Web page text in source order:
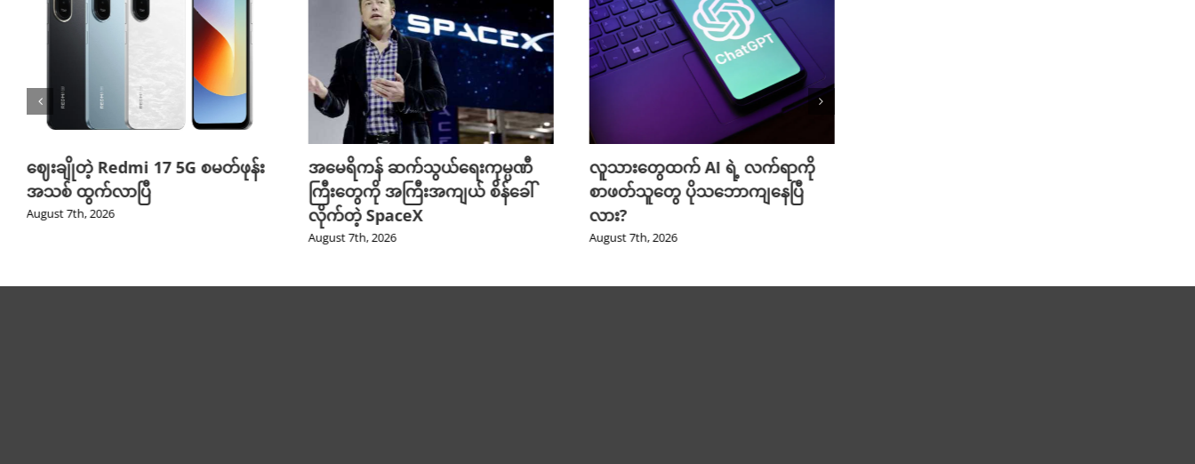
ဈေးချိုတဲ့ Redmi 17 5G စမတ်ဖုန်း
အသစ် ထွက်လာပြီ
August 7th, 2026
အမေရိကန် ဆက်သွယ်ရေးကုမ္ပဏီ
ကြီးတွေကို အကြီးအကျယ် စိန်ခေါ်
လိုက်တဲ့ SpaceX
August 7th, 2026
လူသားတွေထက် AI ရဲ့ လက်ရာကို
စာဖတ်သူတွေ ပိုသဘောကျနေပြီ
လား?
August 7th, 2026